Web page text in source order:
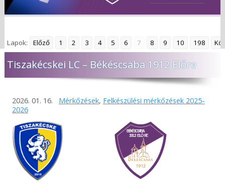
Lapok: Előző 1 2 3 4 5 6 7 8 9 10 198
Tiszakécskei LC – Békéscsaba 1912 Előre
2026. 01. 16. Mérkőzések, Felkészülési mérkőzések 2025-
2026